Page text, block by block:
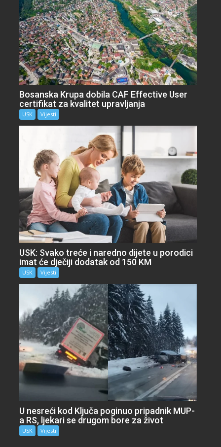
Bosanska Krupa dobila CAF Effective User
certifikat za kvalitet upravljanja
USK Vijesti
USK: Svako treće i naredno dijete u porodici
imat će dječiji dodatak od 150 KM
USK Vijesti
U nesreći kod Ključa poginuo pripadnik MUP-
a RS, ljekari se drugom bore za život
USK Vijesti